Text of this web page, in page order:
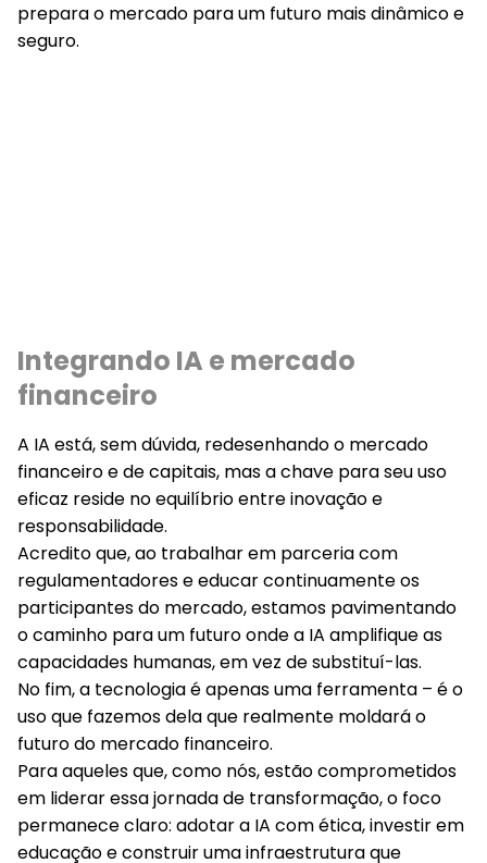
prepara o mercado para um futuro mais dinâmico e
seguro.
Integrando IA e mercado
financeiro
A IA está, sem dúvida, redesenhandoo mercado
financeiro e de capitais, mas a chave para seu uso
eficaz reside no equilíbrio entre inovação e
responsabilidade.
Acredito que, ao trabalhar em parceria com
regulamentadorese educar continuamente os
participantes do mercado, estamos pavimentando
o caminho para um futuro onde a IA amplifique as
capacidades humanas, em vez de substituí-las.
No fim, a tecnologiaé apenas uma ferramenta – é o
uso que fazemos dela que realmente moldará o
futuro do mercado financeiro.
Para aqueles que, como nós, estão comprometidos
em liderar essa jornada de transformação, o foco
permanece claro: adotar a IA comética, investir em
educação e construir umainfraestrutura que